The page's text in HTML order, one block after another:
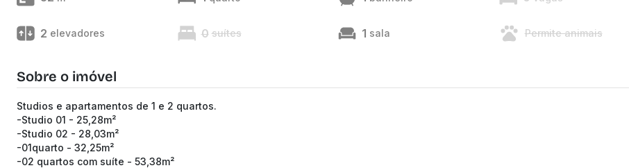
2 elevadores 0 suítes 1 sala Permite animais
Sobre o imóvel
Studios e apartamentos de 1 e 2 quartos.
-Studio 01 - 25,28m²
-Studio 02 - 28,03m²
-01quarto - 32,25m²
-02 quartos com suíte - 53,38m²